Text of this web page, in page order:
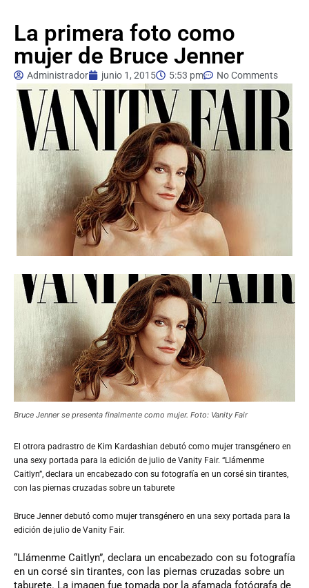
La primera foto como
mujer de Bruce Jenner
Administrador junio 1, 2015 5:53 pm No Comments
Bruce Jenner se presenta finalmente como mujer. Foto: Vanity Fair
El otrora padrastro de Kim Kardashian debutó como mujer transgénero en
una sexy portada para la edición de julio de Vanity Fair. “Llámenme
Caitlyn”, declara un encabezado con su fotografía en un corsé sin tirantes,
con las piernas cruzadas sobre un taburete
Bruce Jenner debutó como mujer transgénero en una sexy portada para la
edición de julio de Vanity Fair.
“Llámenme Caitlyn”, declara un encabezado con su fotografía
en un corsé sin tirantes, con las piernas cruzadas sobre un
taburete. La imagen fue tomada por la afamada fotógrafa de